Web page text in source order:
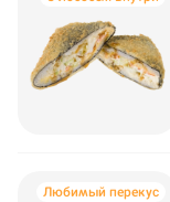
Любимый перекус